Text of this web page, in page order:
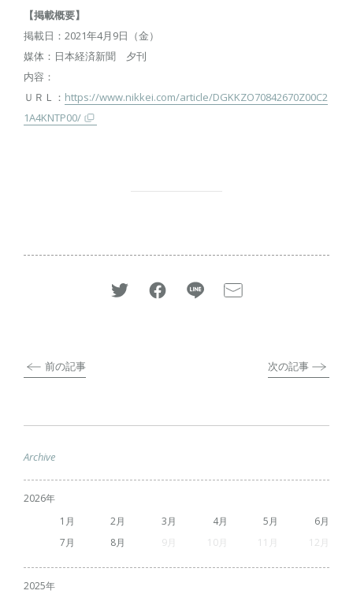
【掲載概要】
掲載日：2021年4月9日（金）
媒体：日本経済新聞 夕刊
内容：
ＵＲＬ： https://www.nikkei.com/article/DGKKZO70842670Z00C2
1A4KNTP00/
前の記事 次の記事
Archive
2026
1
2 3 4 5
6
7
8 9 10 11 12
2025